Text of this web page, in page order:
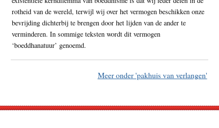
rotheid van de wereld, terwijl wij over het vermogen beschikken onze
bevrijding dichterbij te brengen door het lijden van de ander te
verminderen. In sommige teksten wordt dit vermogen
‘boeddhanatuur’ genoemd.
Meer onder 'pakhuis van verlangen'